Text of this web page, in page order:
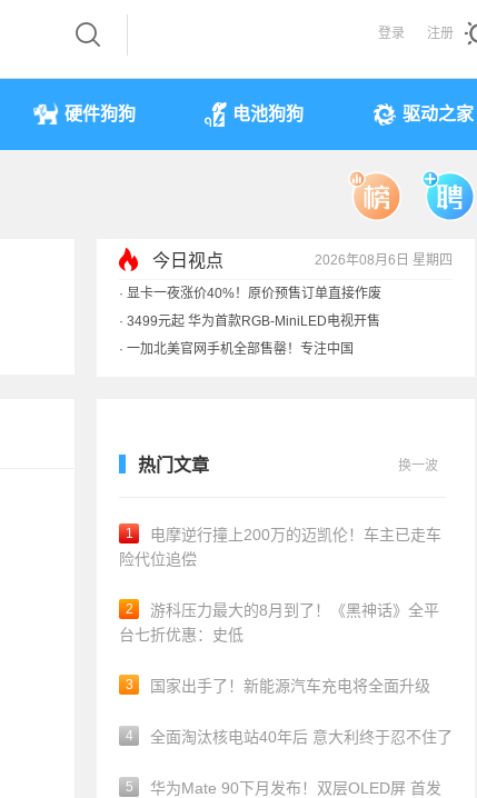
登录 注册
硬件狗狗 电池狗狗 驱动之家
今日视点 2026年08月6日 星期四
· 显卡一夜涨价40%！原价预售订单直接作废
· 3499元起 华为首款RGB-MiniLED电视开售
· 一加北美官网手机全部售罄！专注中国
热门文章 换一波
1
电摩逆行撞上200万的迈凯伦！车主已走车
险代位追偿
2
游科压力最大的8月到了！《黑神话》全平
台七折优惠：史低
3 国家出手了！新能源汽车充电将全面升级
4 全面淘汰核电站40年后 意大利终于忍不住了
5
华为Mate 90下月发布！双层OLED屏 首发